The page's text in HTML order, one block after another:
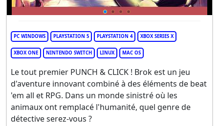
PC WINDOWS PLAYSTATION 5 PLAYSTATION 4 XBOX SERIES X
XBOX ONE NINTENDO SWITCH LINUX MAC OS
Le tout premier PUNCH & CLICK ! Brok est un jeu
d'aventure innovant combiné à des éléments de beat
'em all et RPG. Dans un monde sinistré où les
animaux ont remplacé l'humanité, quel genre de
détective serez-vous ?